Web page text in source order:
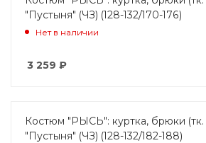
"Пустыня" (ЧЗ) (128-132/170-176)
Нет в наличии
3 259 ₽
Костюм "РЫСЬ": куртка, брюки
"Пустыня" (ЧЗ) (128-132/182-188)